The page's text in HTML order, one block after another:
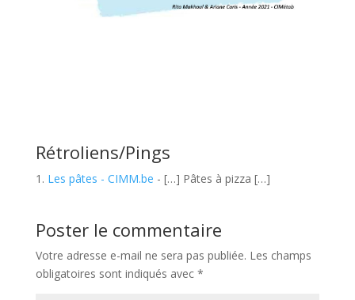
Rétroliens/Pings
Les pâtes - CIMM.be - […] Pâtes à pizza […]
Poster le commentaire
Votre adresse e-mail ne sera pas publiée. Les champs
obligatoires sont indiqués avec *